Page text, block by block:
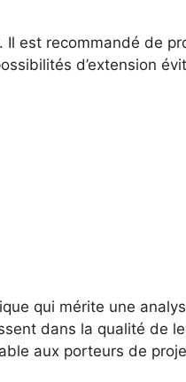
Il est recommandé de
d’extension
qui mérite une
dans la qualité de
aux porteurs de